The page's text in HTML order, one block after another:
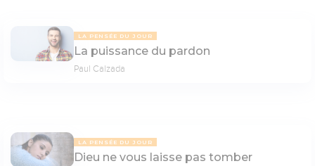
LA PENSÉE DU JOUR
La puissance du pardon
Paul Calzada
LA PENSÉE DU JOUR
Dieu ne vous laisse pas tomber